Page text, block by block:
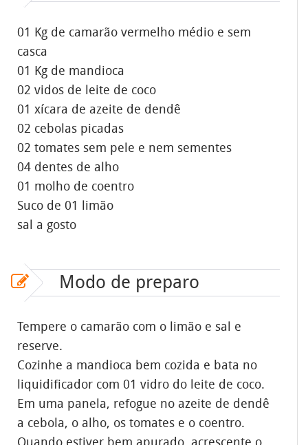
01 Kg de camarão vermelho médio e sem
casca
01 Kg de mandioca
02 vidos de leite de coco
01 xícara de azeite de dendê
02 cebolas picadas
02 tomates sem pele e nem sementes
04 dentes de alho
01 molho de coentro
Suco de 01 limão
sal a gosto
Modo de preparo
Tempere o camarão com o limão e sal e
reserve.
Cozinhe a mandioca bem cozida e bata no
liquidificador com 01 vidro do leite de coco.
Em uma panela, refogue no azeite de dendê
a cebola, o alho, os tomates e o coentro.
Quando estiver bem apurado, acrescente o